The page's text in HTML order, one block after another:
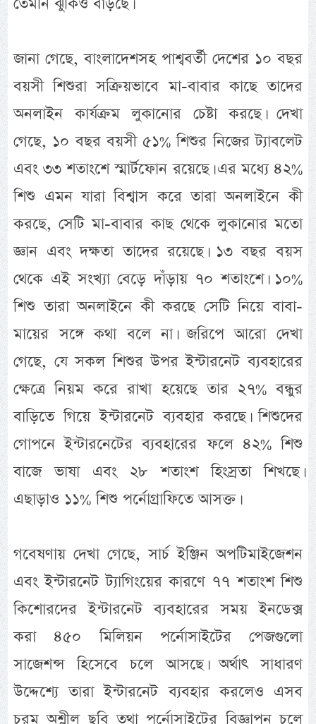
জানা গেছে, বাংলাদেশসহ পাশ্ববর্তী দেশের ১০ বছর
বয়সী শিশুরা সক্রিয়ভাবে মা-বাবার কাছে তাদের
অনলাইন কার্যক্রম লুকানোর চেষ্টা করছে। দেখা
গেছে, ১০ বছর বয়সী ৫১% শিশুর নিজের ট্যাবলেট
এবং ৩৩ শতাংশে স্মার্টফোন রয়েছে। এর মধ্যে ৪২%
শিশু এমন যারা বিশ্বাস করে তারা অনলাইনে কী
করছে, সেটি মা-বাবার কাছ থেকে লুকানোর মতো
জ্ঞান এবং দক্ষতা তাদের রয়েছে। ১৩ বছর বয়স
থেকে এই সংখ্যা বেড়ে দাঁড়ায় ৭০ শতাংশে। ১০%
শিশু তারা অনলাইনে কী করছে সেটি নিয়ে বাবা-
মায়ের সঙ্গে কথা বলে না। জরিপে আরো দেখা
গেছে, যে সকল শিশুর উপর ইন্টারনেট ব্যবহারের
ক্ষেত্রে নিয়ম করে রাখা হয়েছে তার ২৭% বন্ধুর
বাড়িতে গিয়ে ইন্টারনেট ব্যবহার করছে। শিশুদের
গোপনে ইন্টারনেটের ব্যবহারের ফলে ৪২% শিশু
বাজে ভাষা এবং ২৮ শতাংশ হিংস্রতা শিখছে।
এছাড়াও ১১% শিশু পর্নোগ্রাফিতে আসক্ত।
গবেষণায় দেখা গেছে, সার্চ ইঞ্জিন অপটিমাইজেশন
এবং ইন্টারনেট ট্যাগিংয়ের কারণে ৭৭ শতাংশ শিশু
কিশোরদের ইন্টারনেট ব্যবহারের সময় ইনডেক্স
করা ৪৫০ মিলিয়ন পর্নোসাইটের পেজগুলো
সাজেশন্স হিসেবে চলে আসছে। অর্থাৎ সাধারণ
উদ্দেশ্যে তারা ইন্টারনেট ব্যবহার করলেও এসব
চরম অশ্লীল ছবি তথা পর্নোসাইটের বিজ্ঞাপন চলে